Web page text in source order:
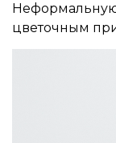
цветочным